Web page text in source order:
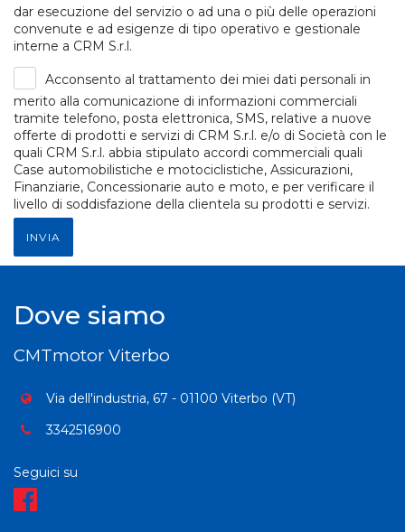
dar esecuzione del servizio o ad una o più delle operazioni
convenute e ad esigenze di tipo operativo e gestionale
interne a CRM S.r.l.
Acconsento al trattamento dei miei dati personali in
merito alla comunicazione di informazioni commerciali
tramite telefono, posta elettronica, SMS, relative a nuove
offerte di prodotti e servizi di CRM S.r.l. e/o di Società con le
quali CRM S.r.l. abbia stipulato accordi commerciali quali
Case automobilistiche e motociclistiche, Assicurazioni,
Finanziarie, Concessionarie auto e moto, e per verificare il
livello di soddisfazione della clientela su prodotti e servizi.
INVIA
Dove siamo
CMTmotor Viterbo
Via dell'industria, 67 - 01100 Viterbo (VT)
3342516900
Seguici su